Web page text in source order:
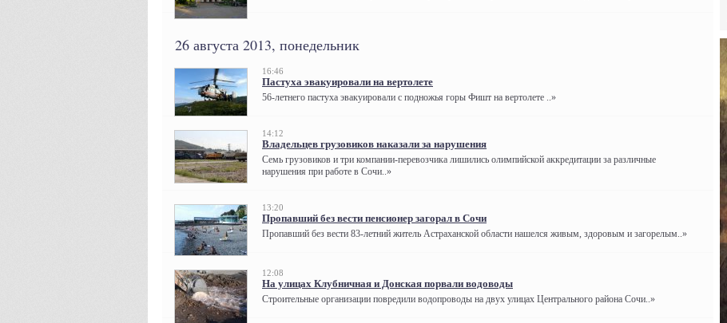
26 августа 2013, понедельник
16:46
Пастуха эвакуировали на вертолете
56-летнего пастуха эвакуировали с подножья горы Фишт на вертолете ..»
14:12
Владельцев грузовиков наказали за нарушения
Семь грузовиков и три компании-перевозчика лишились олимпийской аккредитации за различные
нарушения при работе в Сочи..»
13:20
Пропавший без вести пенсионер загорал в Сочи
Пропавший без вести 83-летний житель Астраханской области нашелся живым, здоровым и загорелым..»
12:08
На улицах Клубничная и Донская порвали водоводы
Строительные организации повредили водопроводы на двух улицах Центрального района Сочи..»